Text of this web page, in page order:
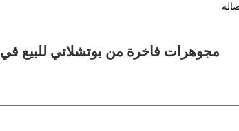
مجوهرات فاخرة من بوتشلاتي للبيع في UAE